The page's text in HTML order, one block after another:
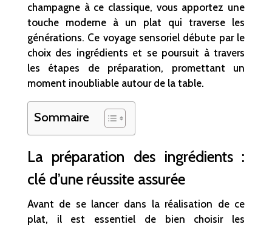
champagne à ce classique, vous apportez une
touche moderne à un plat qui traverse les
générations. Ce voyage sensoriel débute par le
choix des ingrédients et se poursuit à travers
les étapes de préparation, promettant un
moment inoubliable autour de la table.
Sommaire
La préparation des ingrédients :
clé d’une réussite assurée
Avant de se lancer dans la réalisation de ce
plat, il est essentiel de bien choisir les